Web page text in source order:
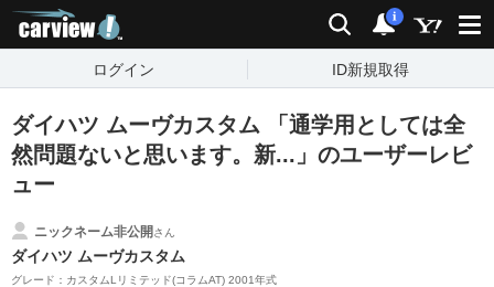
検索 通知
i
ログイン ID新規取得
ダイハツ ムーヴカスタム 「通学用としては全
然問題ないと思います。新...」のユーザーレビ
ュー
ニックネーム非公開さん
ダイハツ ムーヴカスタム
グレード：カスタムLリミテッド(コラムAT) 2001年式